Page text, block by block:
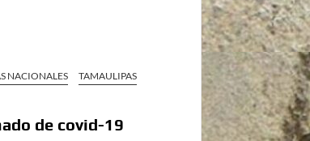
NACIONALES
TAMAULIPAS
de covid-19